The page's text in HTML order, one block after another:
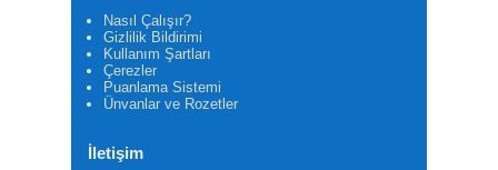
Nasıl Çalışır?
Gizlilik Bildirimi
Kullanım Şartları
Çerezler
Puanlama Sistemi
Ünvanlar ve Rozetler
İletişim